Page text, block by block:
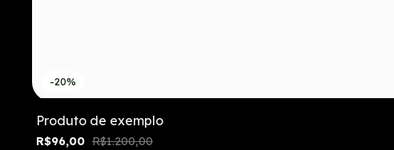
-20%
Produto de exemplo
R$96,00 R$1.200,00